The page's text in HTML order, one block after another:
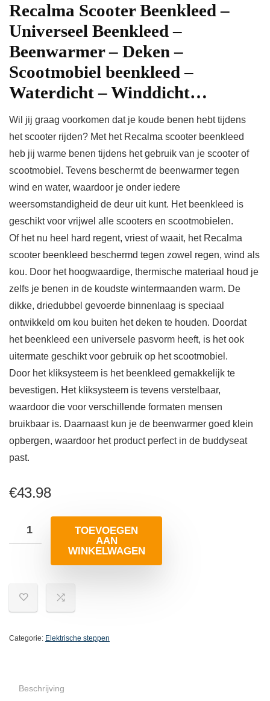
Recalma Scooter Beenkleed –
Universeel Beenkleed –
Beenwarmer – Deken –
Scootmobiel beenkleed –
Waterdicht – Winddicht…
Wil jij graag voorkomen dat je koude benen hebt tijdens
het scooter rijden? Met het Recalma scooter beenkleed
heb jij warme benen tijdens het gebruik van je scooter of
scootmobiel. Tevens beschermt de beenwarmer tegen
wind en water, waardoor je onder iedere
weersomstandigheid de deur uit kunt. Het beenkleed is
geschikt voor vrijwel alle scooters en scootmobielen.
Of het nu heel hard regent, vriest of waait, het Recalma
scooter beenkleed beschermd tegen zowel regen, wind als
kou. Door het hoogwaardige, thermische materiaal houd je
zelfs je benen in de koudste wintermaanden warm. De
dikke, driedubbel gevoerde binnenlaag is speciaal
ontwikkeld om kou buiten het deken te houden. Doordat
het beenkleed een universele pasvorm heeft, is het ook
uitermate geschikt voor gebruik op het scootmobiel.
Door het kliksysteem is het beenkleed gemakkelijk te
bevestigen. Het kliksysteem is tevens verstelbaar,
waardoor die voor verschillende formaten mensen
bruikbaar is. Daarnaast kun je de beenwarmer goed klein
opbergen, waardoor het product perfect in de buddyseat
past.
€43.98
TOEVOEGEN
AAN
WINKELWAGEN
Categorie: Elektrische steppen
Beschrijving